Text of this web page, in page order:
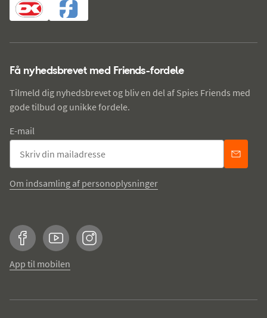
Få nyhedsbrevet med Friends-fordele
Tilmeld dig nyhedsbrevet og bliv en del af Spies Friends med
gode tilbud og unikke fordele.
E-mail
Om indsamling af personoplysninger
FacebookYouTubeInstagram
App til mobilen